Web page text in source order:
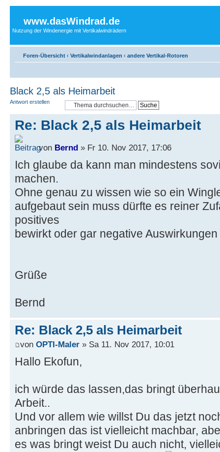
www.dasWindrad.de
Nutzung der Windenergie mit Vertikalwindrädern
Foren-Übersicht ‹ Vertikalwindanlagen ‹ andere Vertikal-Rotoren
Black 2,5 als Heimarbeit
Antwort erstellen
Re: Black 2,5 als Heimarbeit
von Bernd » Fr 10. Nov 2017, 17:06
Ich glaube da kann man mindestens
machen.
Ohne genau zu wissen wie so ein
aufgebaut sein muss dürfte es reiner
positives
bewirkt oder gar negative Auswirkungen
Grüße
Bernd
Re: Black 2,5 als Heimarbeit
von OPTI-Maler » Sa 11. Nov 2017, 10:01
Hallo Ekofun,
ich würde das lassen,das bringt
Arbeit..
Und vor allem wie willst Du das jetzt
anbringen das ist vielleicht machbar,
es was bringt weist Du auch nicht,